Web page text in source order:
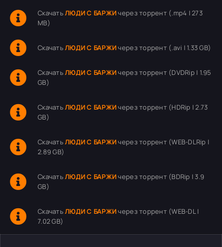
СкачатьЛЮДИ С БАРЖИчерез торрент (.mp4 | 273
MB)
СкачатьЛЮДИ С БАРЖИчерез торрент (.avi | 1.33 GB)
СкачатьЛЮДИ С БАРЖИчерез торрент (DVDRip | 1.95
GB)
СкачатьЛЮДИ С БАРЖИчерез торрент (HDRip | 2.73
GB)
СкачатьЛЮДИ С БАРЖИчерез торрент (WEB-DLRip |
2.89 GB)
СкачатьЛЮДИ С БАРЖИчерез торрент (BDRip | 3.9
GB)
СкачатьЛЮДИ С БАРЖИчерез торрент (WEB-DL |
7.02 GB)